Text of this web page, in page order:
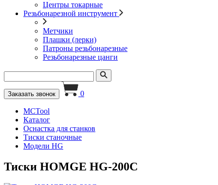
Центры токарные
Резьбонарезной инструмент
Метчики
Плашки (лерки)
Патроны резьбонарезные
Резьбонарезные цанги
Заказать звонок 0
MCTool
Каталог
Оснастка для станков
Тиски станочные
Модели HG
Тиски HOMGE HG-200C